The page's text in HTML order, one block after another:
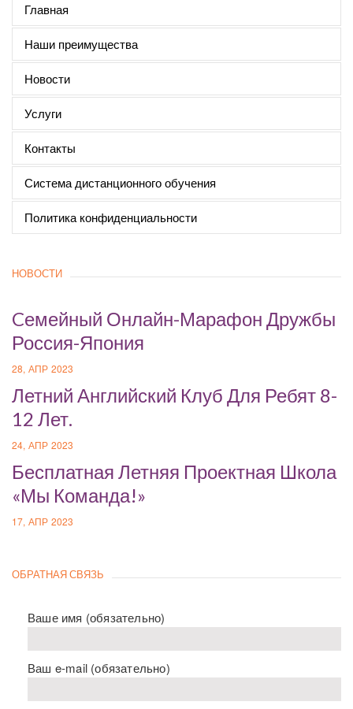
Главная
Наши преимущества
Новости
Услуги
Контакты
Система дистанционного обучения
Политика конфиденциальности
НОВОСТИ
Cемейный Онлайн-Марафон Дружбы
Россия-Япония
28, АПР 2023
Летний Английский Клуб Для Ребят 8-
12 Лет.
24, АПР 2023
Бесплатная Летняя Проектная Школа
«Мы Команда!»
17, АПР 2023
ОБРАТНАЯ СВЯЗЬ
Ваше имя (обязательно)
Ваш e-mail (обязательно)